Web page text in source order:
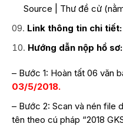
Source | Thư đề cử
Link thông tin chi tiết:
Hướng dẫn nộp hồ sơ:
– Bước 1: Hoàn tất 06 văn
03/5/2018.
– Bước 2: Scan và nén file
tên theo cú pháp “2018